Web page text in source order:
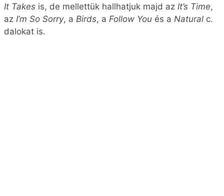
It Takes is, de mellettük hallhatjuk majd az It’s Time,
az I’m So Sorry, a Birds, a Follow You és a Natural c.
dalokat is.